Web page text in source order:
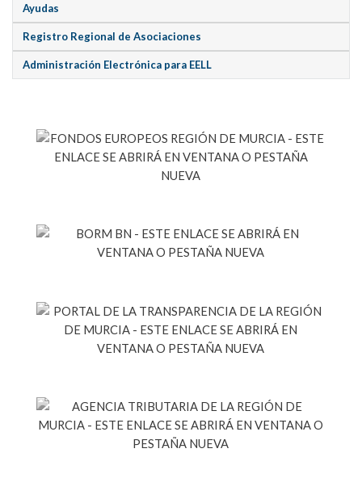
Ayudas
Registro Regional de Asociaciones
Administración Electrónica para EELL